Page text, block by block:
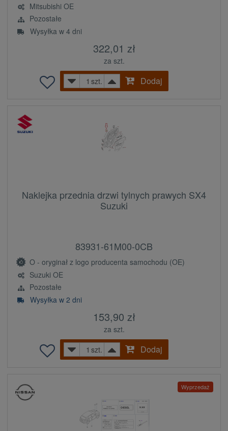
Mitsubishi OE
Pozostałe
Wysyłka w 4 dni
322,01 zł
za szt.
szt.
Dodaj
Naklejka przednia drzwi tylnych prawych SX4
Suzuki
83931-61M00-0CB
O - oryginał z logo producenta samochodu (OE)
Suzuki OE
Pozostałe
Wysyłka w 2 dni
153,90 zł
za szt.
szt.
Dodaj
Wyprzedaż